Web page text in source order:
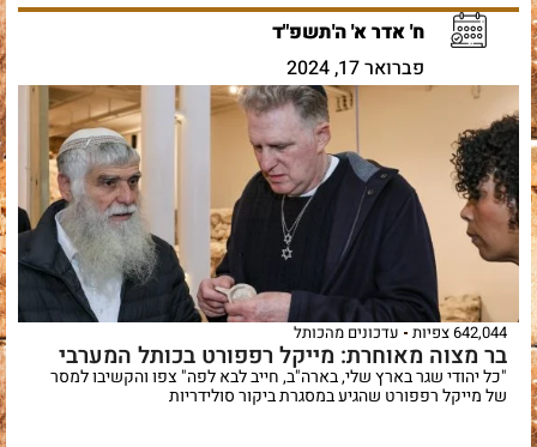
ח' אדר א' ה'תשפ"ד
פברואר 17, 2024
642,044 צפיות עדכונים מהכותל
בר מצוה מאוחרת: מייקל רפפורט בכותל המערבי
"כל יהודי שגר בארץ שלי, בארה"ב, חייב לבא לפה" צפו והקשיבו למסר
של מייקל רפפורט שהגיע במסגרת ביקור סולידריות